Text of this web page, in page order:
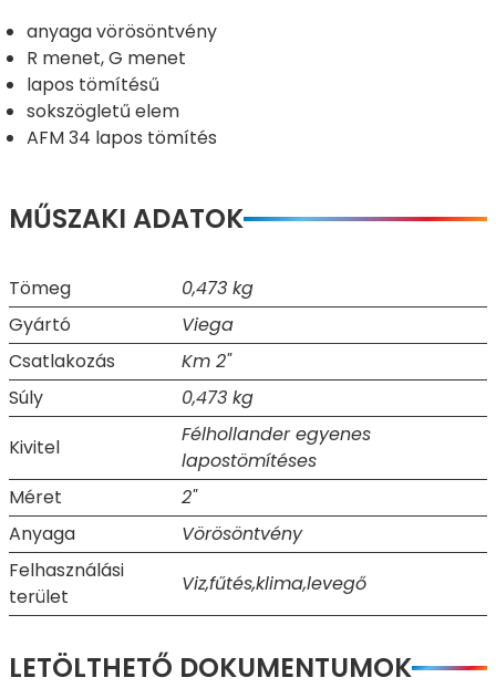
anyaga vörösöntvény
R menet, G menet
lapos tömítésű
sokszögletű elem
AFM 34 lapos tömítés
MŰSZAKI ADATOK
Tömeg
0,473 kg
Gyártó
Viega
Csatlakozás
Km 2"
Súly
0,473 kg
Kivitel
Félhollander egyenes
lapostömítéses
Méret
2"
Anyaga
Vörösöntvény
Felhasználási
terület
Viz,fűtés,klima,levegő
LETÖLTHETŐ DOKUMENTUMOK